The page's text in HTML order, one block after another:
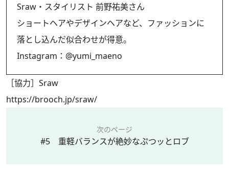
Sraw・スタイリスト 前野祐美さん
ショートヘアやデザインヘアなど、ファッションに
落とし込んだ似合わせが得意。
Instagram： @yumi_maeno
［協力］Sraw
https://brooch.jp/sraw/
次のページ
#5 重軽バランスが絶妙なぷつッとロブ